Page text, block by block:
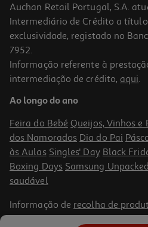
Aparador De Cabelo Rowenta
32.99 €/un
32,99 €
Auchan Retail Portugal, S.A.
Intermediário de Crédito a
exclusividade, registado no
7952.
Informação referente à
intermediação de crédito, aqui.
Ao longo do ano
Feira do Bebé Queijos, Vinhos e
dos Namorados Dia do Pai
às Aulas Singles' Day Black
Boxing Days Samsung Unpacked
saudável
Informação de recolha de